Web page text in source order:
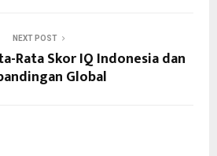
NEXT POST
Rata Skor IQ Indonesia dan
Global